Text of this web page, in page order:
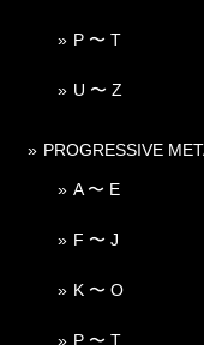
P 〜 T
U 〜 Z
PROGRESSIVE
A 〜 E
F 〜 J
K 〜 O
P 〜 T